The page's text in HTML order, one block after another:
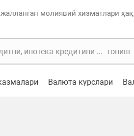
молиявий хизматлари
Валюта курслари